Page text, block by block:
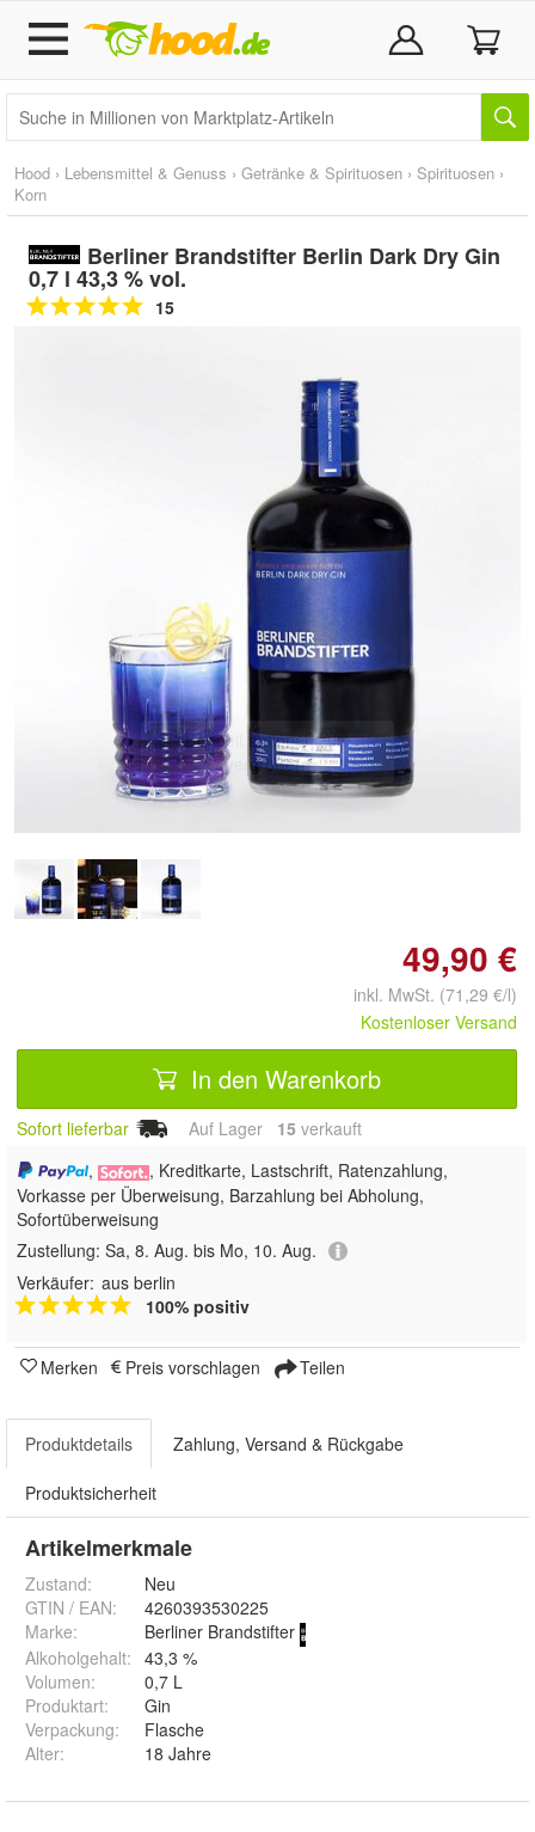
Hood › Lebensmittel & Genuss › Getränke & Spirituosen › Spirituosen ›
Korn
Berliner Brandstifter Berlin Dark Dry Gin
0,7 l 43,3 % vol.
15
Doppelt antippen zum
vergrößern
49,90 €
inkl. MwSt. (71,29 €/l)
Kostenloser Versand
In den Warenkorb
Sofort lieferbar Auf Lager 15 verkauft
,
, Kreditkarte, Lastschrift, Ratenzahlung,
Vorkasse per Überweisung, Barzahlung bei Abholung,
Sofortüberweisung
Zustellung: Sa, 8. Aug. bis Mo, 10. Aug.
Verkäufer: aus berlin
100% positiv
Merken Preis vorschlagen Teilen
Produktdetails Zahlung, Versand & Rückgabe
Produktsicherheit
Artikelmerkmale
Zustand:
Neu
GTIN / EAN:
4260393530225
Marke:
Berliner Brandstifter
Alkoholgehalt: 43,3 %
Volumen:
0,7 L
Produktart:
Gin
Verpackung:
Flasche
Alter: 18 Jahre